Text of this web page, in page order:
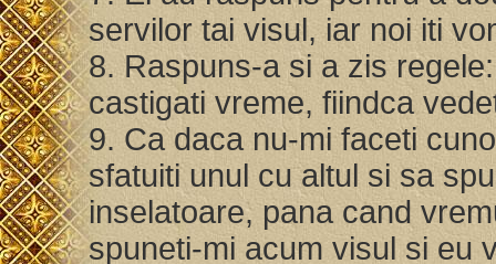
servilor tai visul, iar noi iti
8. Raspuns-a si a zis
castigati vreme, fiindca
9. Ca daca nu-mi faceti
sfatuiti unul cu altul si sa
inselatoare, pana cand
spuneti-mi acum visul si eu